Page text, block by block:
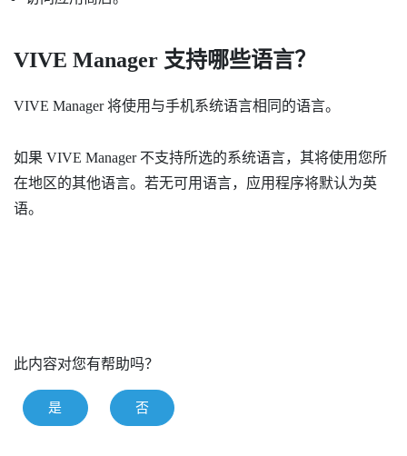
VIVE Manager 支持哪些语言？
VIVE Manager将使用与手机系统语言相同的语言。
如果 VIVE Manager不支持所选的系统语言，其将使用您所
在地区的其他语言。若无可用语言，应用程序将默认为英
语。
此内容对您有帮助吗？
是 否